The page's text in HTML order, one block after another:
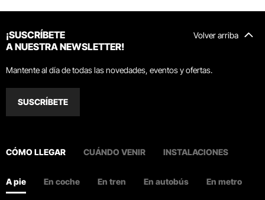
Volver arriba
¡SUSCRÍBETE
A NUESTRA NEWSLETTER!
Mantente al día de todas las novedades, eventos y ofertas.
SUSCRÍBETE
CÓMO LLEGAR CUÁNDO VENIR INSTALACIONES
A pie En coche En tren En autobús En metro